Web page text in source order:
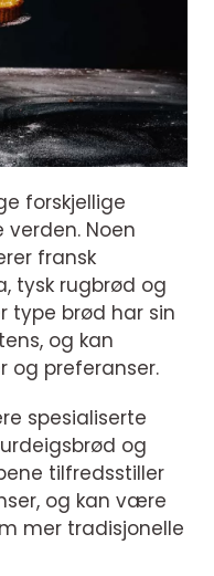
forskjellige
Noen
fransk
tysk rugbrød og
type brød har sin
og kan
og preferanser.
spesialiserte
og
tilfredsstiller
og kan være
mer tradisjonelle